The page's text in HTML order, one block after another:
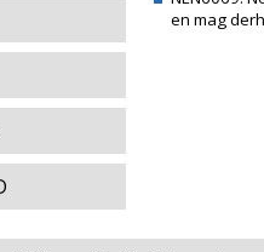
en mag